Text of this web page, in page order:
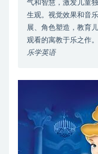
气和智慧，激发儿童
生观。视觉效果和音
展、角色塑造，教育
观看的寓教于乐之作。
乐学英语